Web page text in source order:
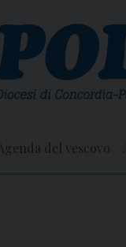
Agenda del vescovo